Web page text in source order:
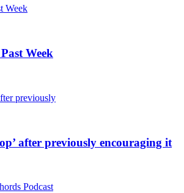
Week
after previously encouraging it